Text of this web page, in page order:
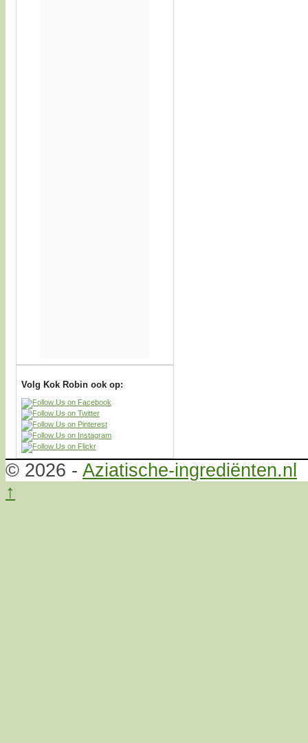
Volg Kok Robin ook op:
© 2026 - Aziatische-ingrediënten.nl
↑